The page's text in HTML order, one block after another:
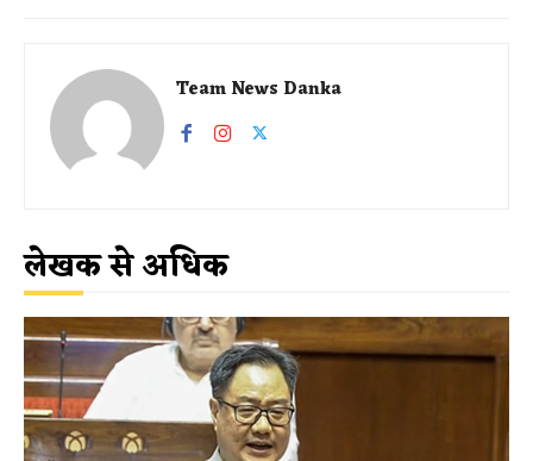
Team News Danka
लेखक से अधिक